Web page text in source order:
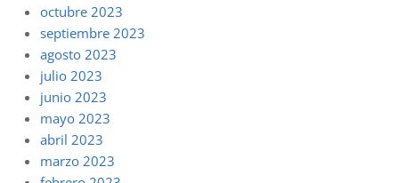
octubre 2023
septiembre 2023
agosto 2023
julio 2023
junio 2023
mayo 2023
abril 2023
marzo 2023